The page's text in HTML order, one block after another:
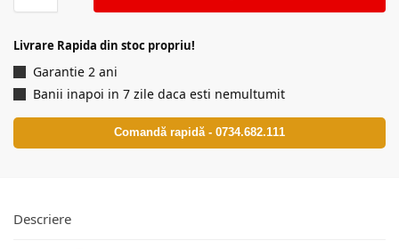
Livrare Rapida din stoc propriu!
Garantie 2 ani
Banii inapoi in 7 zile daca esti nemultumit
Comandă rapidă - 0734.682.111
Descriere